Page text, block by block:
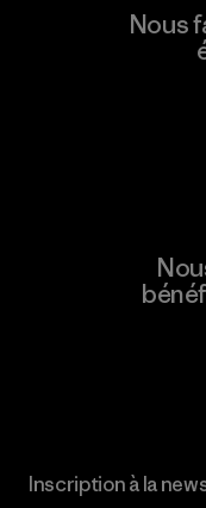
Nous
Inscription à la